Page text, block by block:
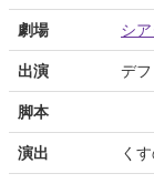
劇場 シ
出演 デ
脚本
演出 く